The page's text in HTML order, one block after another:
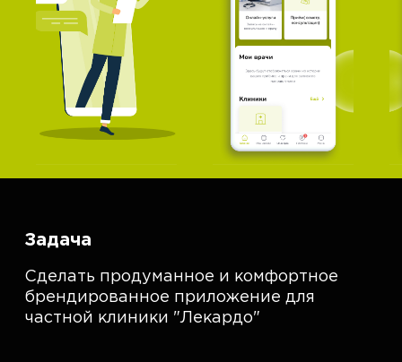
Задача
Сделать продуманное и комфортное
брендированное приложение для
частной клиники "Лекардо"